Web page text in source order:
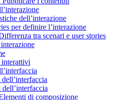
dell’interazione
per definire l’interazione
tra scenari e user stories
di composizione